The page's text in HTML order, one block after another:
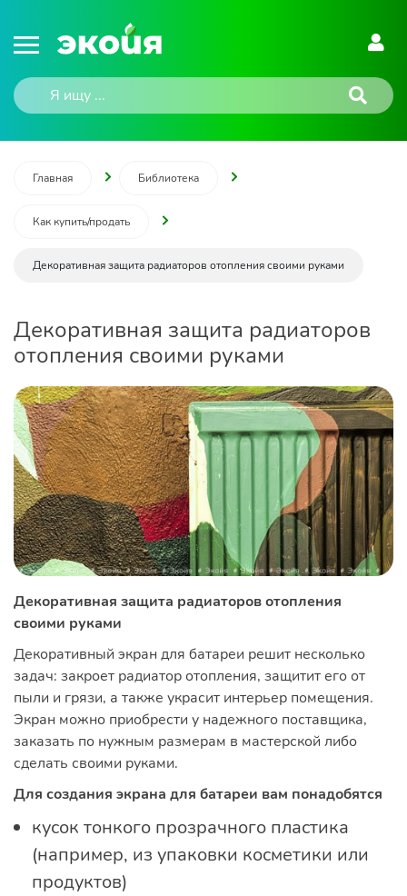
Главная Библиотека
Как купить/продать
Декоративная защита радиаторов отопления своими руками
Декоративная защита радиаторов
отопления своими руками
Декоративная защита радиаторов отопления
своими руками
Декоративный экран для батареи решит несколько
задач: закроет радиатор отопления, защитит его от
пыли и грязи, а также украсит интерьер помещения.
Экран можно приобрести у надежного поставщика,
заказать по нужным размерам в мастерской либо
сделать своими руками.
Для создания экрана для батареи вам понадобятся
кусок тонкого прозрачного пластика
(например, из упаковки косметики или
продуктов)